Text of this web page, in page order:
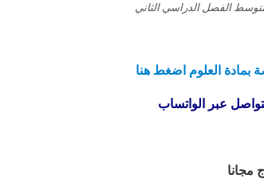
الفصل الدراسي الثاني
بمادة العلوم اضغط هنا
عبر الواتساب
مجانا